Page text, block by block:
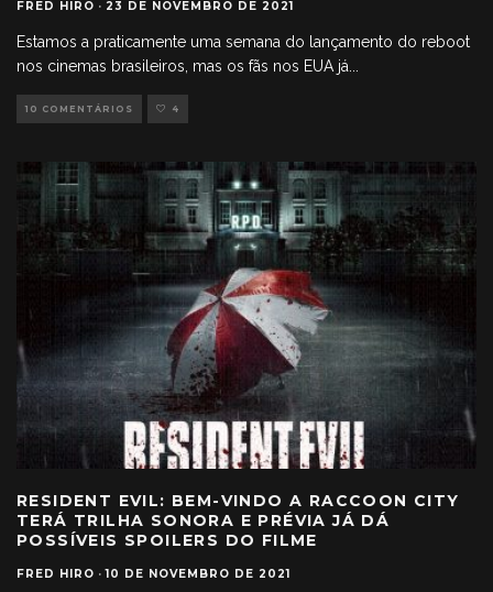
FRED HIRO · 23 DE NOVEMBRO DE 2021
Estamos a praticamente uma semana do lançamento do reboot
nos cinemas brasileiros, mas os fãs nos EUA já...
10 COMENTÁRIOS 4
RESIDENT EVIL: BEM-VINDO A RACCOON CITY
TERÁ TRILHA SONORA E PRÉVIA JÁ DÁ
POSSÍVEIS SPOILERS DO FILME
FRED HIRO · 10 DE NOVEMBRO DE 2021